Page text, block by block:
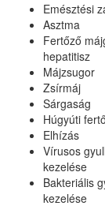
Emésztési
Asztma
Fertőző
hepatitisz
Májzsugor
Zsírmáj
Sárgaság
Húgyúti
Elhízás
Vírusos
kezelése
Bakteriális
kezelése